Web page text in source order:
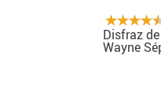
Disfraz
Wayne